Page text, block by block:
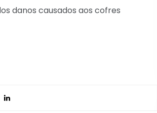
danos causados aos cofres